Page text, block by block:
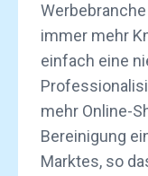
immer mehr
einfach eine
mehr Online-
Bereinigung
Marktes, so